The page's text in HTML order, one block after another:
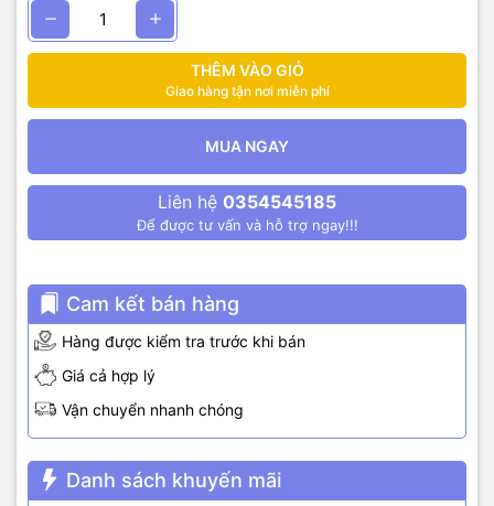
THÊM VÀO GIỎ
Giao hàng tận nơi miễn phí
MUA NGAY
Liên hệ 0354545185
Để được tư vấn và hỗ trợ ngay!!!
Cam kết bán hàng
Hàng được kiểm tra trước khi bán
Giá cả hợp lý
Vận chuyển nhanh chóng
Danh sách khuyến mãi